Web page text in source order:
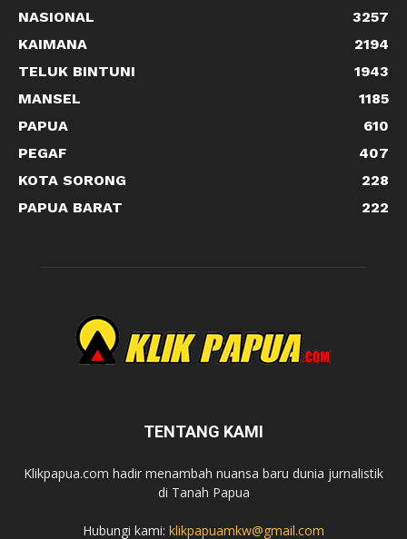
NASIONAL
3257
KAIMANA
2194
TELUK BINTUNI
1943
MANSEL
1185
PAPUA
610
PEGAF
407
KOTA SORONG
228
PAPUA BARAT
222
TENTANG KAMI
Klikpapua.com hadir menambah nuansa baru dunia jurnalistik
di Tanah Papua
Hubungi kami: klikpapuamkw@gmail.com